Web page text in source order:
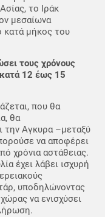
το Ιράκ
μεσαίωνα
κατά μήκος του
τους χρόνους
12 έως 15
που θα
θα
την Αγκυρα –μεταξύ
να αποφέρει
χρόνια αστάθειας.
έχει λάβει ισχυρή
υποδηλώνοντας
να ενισχύσει